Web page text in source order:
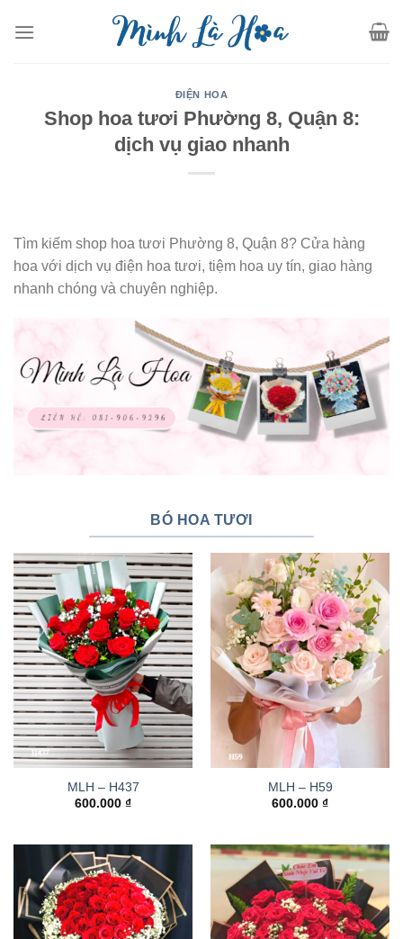
ĐIỆN HOA
Shop hoa tươi Phường 8, Quận 8:
dịch vụ giao nhanh
Tìm kiếm shop hoa tươi Phường 8, Quận 8? Cửa hàng
hoa với dịch vụ điện hoa tươi, tiệm hoa uy tín, giao hàng
nhanh chóng và chuyên nghiệp.
BÓ HOA TƯƠI
MLH – H437
600.000 ₫
MLH – H59
600.000 ₫